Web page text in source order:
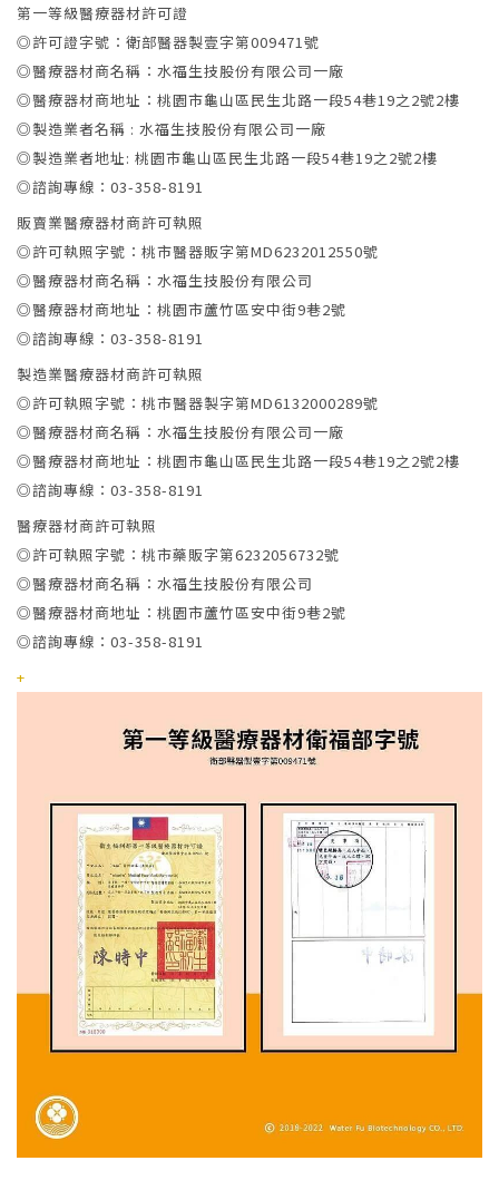
第一等級醫療器材許可證
◎許可證字號：衛部醫器製壹字第009471號
◎醫療器材商名稱：水福生技股份有限公司一廠
◎醫療器材商地址：桃園市龜山區民生北路一段54巷19之2號2樓
◎製造業者名稱 : 水福生技股份有限公司一廠
◎製造業者地址: 桃園市龜山區民生北路一段54巷19之2號2樓
◎諮詢專線：03-358-8191
販賣業醫療器材商許可執照
◎許可執照字號：桃市醫器販字第MD6232012550號
◎醫療器材商名稱：水福生技股份有限公司
◎醫療器材商地址：桃園市蘆竹區安中街9巷2號
◎諮詢專線：03-358-8191
製造業醫療器材商許可執照
◎許可執照字號：桃市醫器製字第MD6132000289號
◎醫療器材商名稱：水福生技股份有限公司一廠
◎醫療器材商地址：桃園市龜山區民生北路一段54巷19之2號2樓
◎諮詢專線：03-358-8191
醫療器材商許可執照
◎許可執照字號：桃市藥販字第6232056732號
◎醫療器材商名稱：水福生技股份有限公司
◎醫療器材商地址：桃園市蘆竹區安中街9巷2號
◎諮詢專線：03-358-8191
+